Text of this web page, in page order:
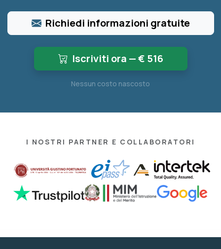
Richiedi informazioni gratuite
Iscriviti ora — € 516
Nessun costo nascosto
I NOSTRI PARTNER E COLLABORATORI